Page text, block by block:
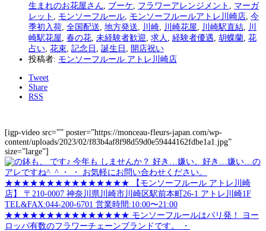
生まれのお花屋さん
ブーケ フラワーアレンジメント
マーガ
レット
モンソーフルール モンソーフルールアトレ川崎店 今
季初入荷 全国配送 地方発送 川崎 川崎花屋 川崎駅直結
川
崎駅花屋 春の花 未経験者歓迎 求人 経験者優遇 胡蝶蘭 花
占い 花束 記念日 誕生日
開店祝い
投稿者: モンソーフルール アトレ川崎店
Tweet
Share
RSS
[igp-video src=”” poster=”https://monceau-fleurs-japan.com/wp-
content/uploads/2023/02/f83b4af8f98d59d0e59444162fdbe1a1.jpg”
size=”large”]